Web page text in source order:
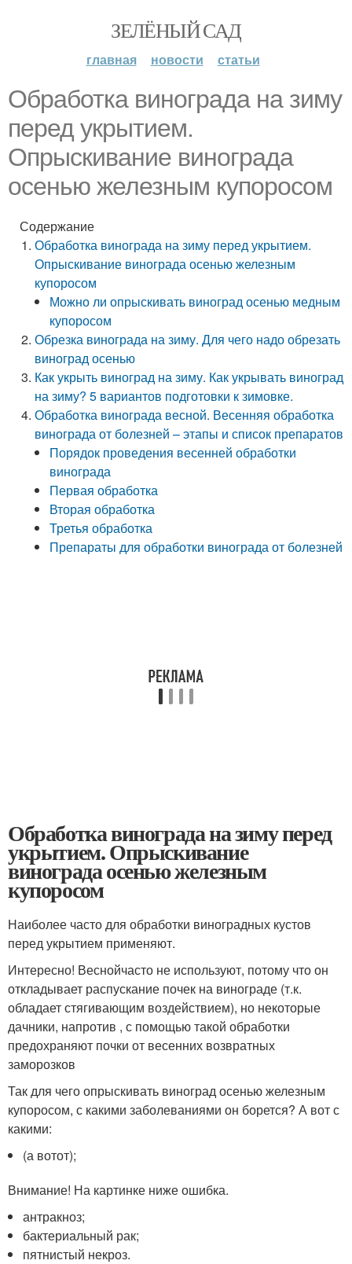
ЗЕЛЁНЫЙ САД
главная новости статьи
Обработка винограда на зиму
перед укрытием.
Опрыскивание винограда
осенью железным купоросом
Содержание
Обработка винограда на зиму перед укрытием.
Опрыскивание винограда осенью железным
купоросом
Можно ли опрыскивать виноград осенью медным
купоросом
Обрезка винограда на зиму. Для чего надо обрезать
виноград осенью
Как укрыть виноград на зиму. Как укрывать виноград
на зиму? 5 вариантов подготовки к зимовке.
Обработка винограда весной. Весенняя обработка
винограда от болезней – этапы и список препаратов
Порядок проведения весенней обработки
винограда
Первая обработка
Вторая обработка
Третья обработка
Препараты для обработки винограда от болезней
Обработка винограда на зиму перед
укрытием. Опрыскивание
винограда осенью железным
купоросом
Наиболее часто для обработки виноградных кустов
перед укрытием применяют.
Интересно! Веснойчасто не используют, потому что он
откладывает распускание почек на винограде (т.к.
обладает стягивающим воздействием), но некоторые
дачники, напротив , с помощью такой обработки
предохраняют почки от весенних возвратных
заморозков
Так для чего опрыскивать виноград осенью железным
купоросом, с какими заболеваниями он борется? А вот с
какими:
(а вотот);
Внимание! На картинке ниже ошибка.
антракноз;
бактериальный рак;
пятнистый некроз.